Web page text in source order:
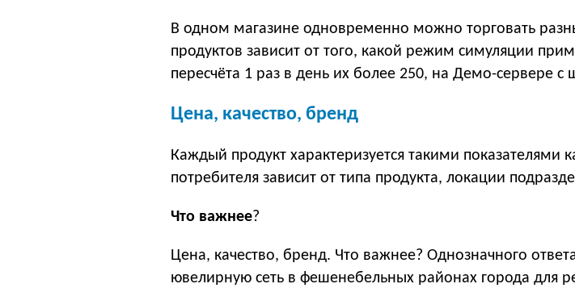
В одном магазине одновременно можно торговать
продуктов зависит от того, какой режим симуляции
пересчёта 1 раз в день их более 250, на Демо-сервере
Цена, качество, бренд
Каждый продукт характеризуется такими показателями
потребителя зависит от типа продукта, локации
Что важнее?
Цена, качество, бренд. Что важнее? Однозначного
ювелирную сеть в фешенебельных районах города для